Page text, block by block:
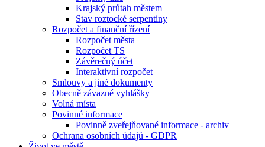
Krajský průtah městem
Stav roztocké serpentiny
Rozpočet a finanční řízení
Rozpočet města
Rozpočet TS
Závěrečný účet
Interaktivní rozpočet
Smlouvy a jiné dokumenty
Obecně závazné vyhlášky
Volná místa
Povinné informace
Povinně zveřejňované informace - archiv
Ochrana osobních údajů - GDPR